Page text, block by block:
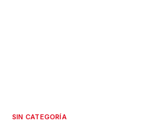
SIN CATEGORÍA